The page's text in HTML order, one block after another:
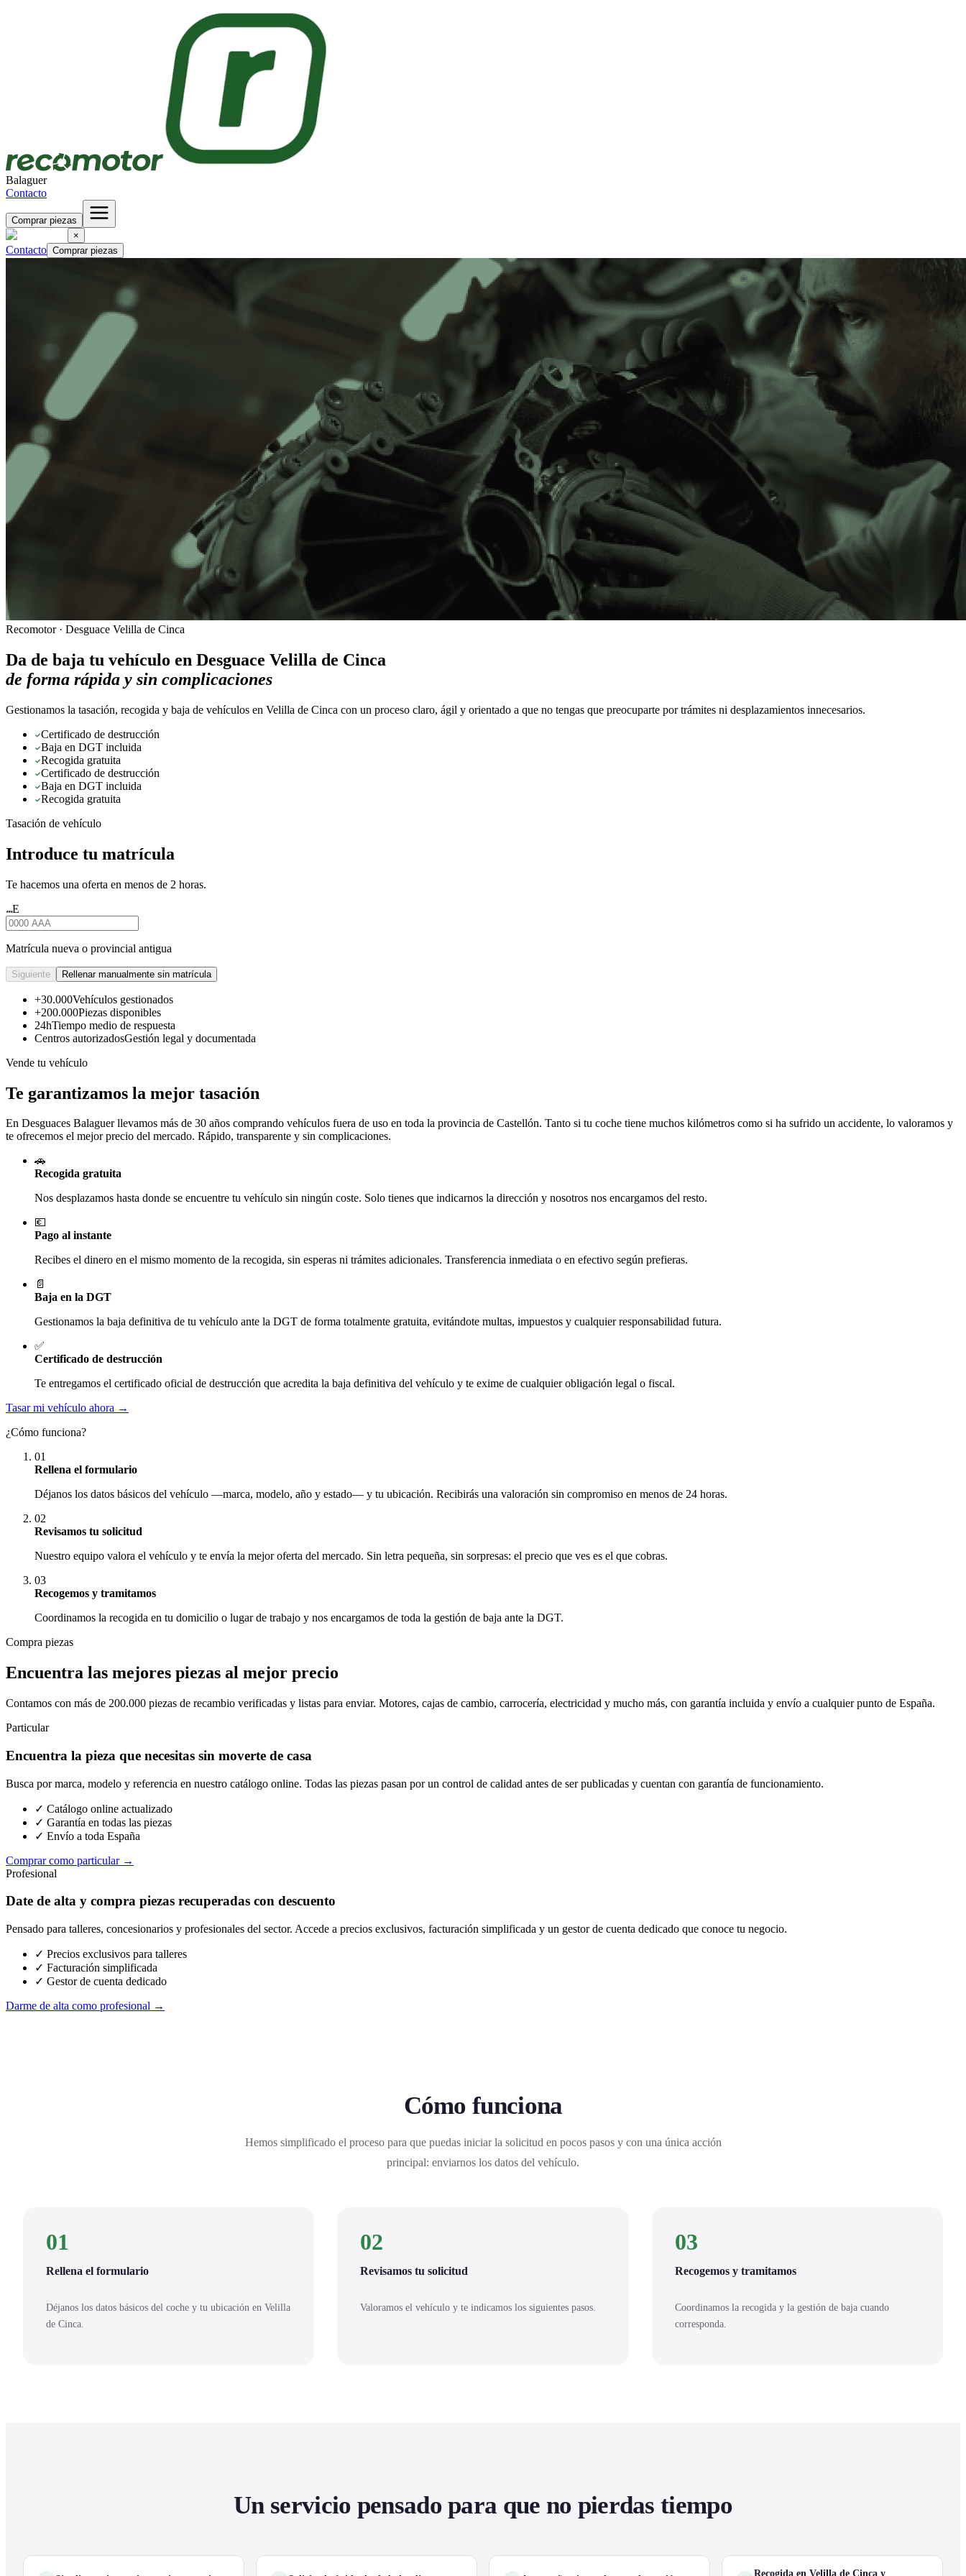
Balaguer
Contacto
Comprar piezas
×
Contacto Comprar piezas
Recomotor · Desguace Velilla de Cinca
Da de baja tu vehículo en Desguace Velilla de Cinca
de forma rápida y sin complicaciones
Gestionamos la tasación, recogida y baja de vehículos en Velilla de Cinca con un proceso claro, ágil y orientado a que no tengas que preocuparte por trámites ni desplazamientos innecesarios.
Certificado de destrucción
Baja en DGT incluida
Recogida gratuita
Certificado de destrucción
Baja en DGT incluida
Recogida gratuita
Tasación de vehículo
Introduce tu matrícula
Te hacemos una oferta en menos de 2 horas.
★★★E
Matrícula nueva o provincial antigua
Siguiente Rellenar manualmente sin matrícula
+30.000Vehículos gestionados
+200.000Piezas disponibles
24hTiempo medio de respuesta
Centros autorizadosGestión legal y documentada
Vende tu vehículo
Te garantizamos la mejor tasación
En Desguaces Balaguerllevamos más de 30 años comprando vehículos fuera de uso en toda la provincia de Castellón. Tanto si tu coche tiene muchos kilómetros como si ha sufrido un accidente, lo valoramos y
te ofrecemos el mejor precio del mercado. Rápido, transparente y sin complicaciones.
🚗
Recogida gratuita
Nos desplazamos hasta donde se encuentre tu vehículo sin ningún coste. Solo tienes que indicarnos la dirección y nosotros nos encargamos del resto.
💶
Pago al instante
Recibes el dinero en el mismo momento de la recogida, sin esperas ni trámites adicionales. Transferencia inmediata o en efectivo según prefieras.
📄
Baja en la DGT
Gestionamos la baja definitiva de tu vehículo ante la DGT de forma totalmente gratuita, evitándote multas, impuestos y cualquier responsabilidad futura.
✅
Certificado de destrucción
Te entregamos el certificado oficial de destrucción que acredita la baja definitiva del vehículo y te exime de cualquier obligación legal o fiscal.
Tasar mi vehículo ahora →
¿Cómo funciona?
01
Rellena el formulario
Déjanos los datos básicos del vehículo —marca, modelo, año y estado— y tu ubicación. Recibirás una valoración sin compromiso en menos de 24 horas.
02
Revisamos tu solicitud
Nuestro equipo valora el vehículo y te envía la mejor oferta del mercado. Sin letra pequeña, sin sorpresas: el precio que ves es el que cobras.
03
Recogemos y tramitamos
Coordinamos la recogida en tu domicilio o lugar de trabajo y nos encargamos de toda la gestión de baja ante la DGT.
Compra piezas
Encuentra las mejores piezas al mejor precio
Contamos con más de 200.000 piezas de recambio verificadas y listas para enviar. Motores, cajas de cambio, carrocería, electricidad y mucho más, con garantía incluida y envío a cualquier punto de España.
Particular
Encuentra la pieza que necesitas sin moverte de casa
Busca por marca, modelo y referencia en nuestro catálogo online. Todas las piezas pasan por un control de calidad antes de ser publicadas y cuentan con garantía de funcionamiento.
✓ Catálogo online actualizado
✓ Garantía en todas las piezas
✓ Envío a toda España
Comprar como particular →
Profesional
Date de alta y compra piezas recuperadas con descuento
Pensado para talleres, concesionarios y profesionales del sector. Accede a precios exclusivos, facturación simplificada y un gestor de cuenta dedicado que conoce tu negocio.
✓ Precios exclusivos para talleres
✓ Facturación simplificada
✓ Gestor de cuenta dedicado
Darme de alta como profesional →
Cómo funciona
Hemos simplificado el proceso para que puedas iniciar la solicitud en pocos pasos y con una única acción
principal: enviarnos los datos del vehículo.
01
Rellena el formulario
Déjanos los datos básicos del coche y tu ubicación en Velilla
de Cinca.
02
Revisamos tu solicitud
Valoramos el vehículo y te indicamos los siguientes pasos.
03
Recogemos y tramitamos
Coordinamos la recogida y la gestión de baja cuando
corresponda.
Un servicio pensado para que no pierdas tiempo
Recogida en Velilla de Cinca y